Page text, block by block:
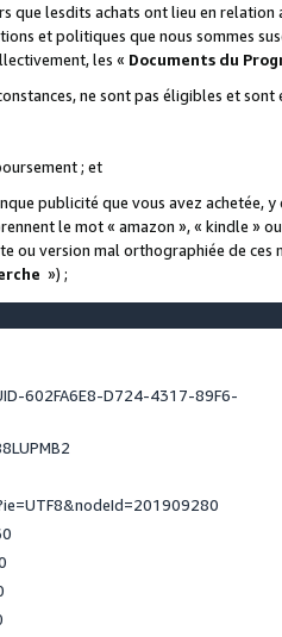
que lesdits achats ont lieu en
et politiques que nous sommes
les « Documents du
ne sont pas éligibles et sont
; et
publicité que vous avez achetée,
le mot « amazon », « kindle »
ou version mal orthographiée de ces
») ;
602FA6E8-D724-4317-89F6-